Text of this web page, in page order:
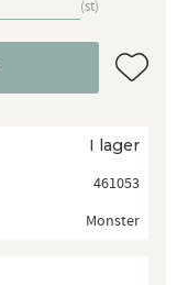
st
Lägg
I lager
461053
Monster